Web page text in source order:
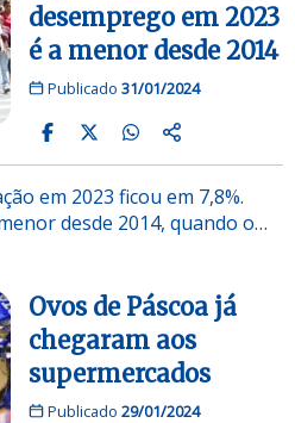
desemprego em 2023
é a menor desde 2014
Publicado 31/01/2024
em 2023 ficou em 7,8%.
desde 2014, quando o…
Ovos de Páscoa já
chegaram aos
supermercados
Publicado 29/01/2024